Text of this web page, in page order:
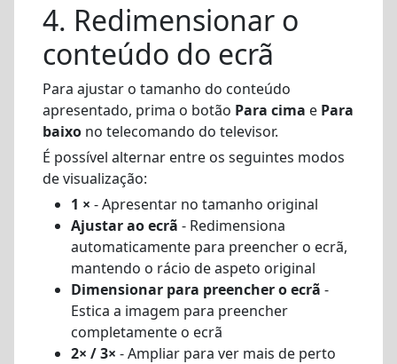
4. Redimensionar o
conteúdo do ecrã
Para ajustar o tamanho do conteúdo
apresentado, prima o botão Para cima e Para
baixo no telecomando do televisor.
É possível alternar entre os seguintes modos
de visualização:
1 × - Apresentar no tamanho original
Ajustar ao ecrã - Redimensiona
automaticamente para preencher o ecrã,
mantendo o rácio de aspeto original
Dimensionar para preencher o ecrã -
Estica a imagem para preencher
completamente o ecrã
2× / 3× - Ampliar para ver mais de perto